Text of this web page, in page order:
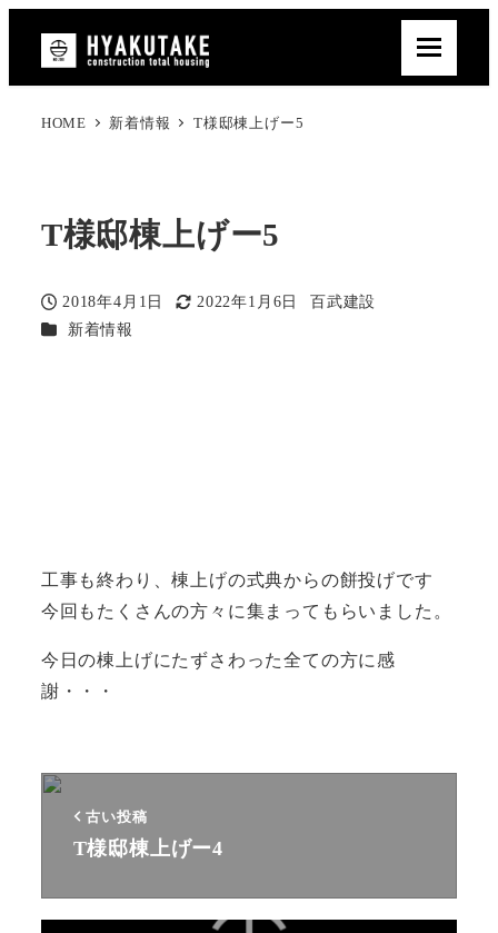
HOME 新着情報 T様邸棟上げー5
T様邸棟上げー5
投稿日
2018年4月1日
更新日
2022年1月6日
著
百武建設
カテゴリー
新着情報
工事も終わり、棟上げの式典からの餅投げです
今回もたくさんの方々に集まってもらいました。
今日の棟上げにたずさわった全ての方に感
謝・・・
古い投稿
T様邸棟上げー4